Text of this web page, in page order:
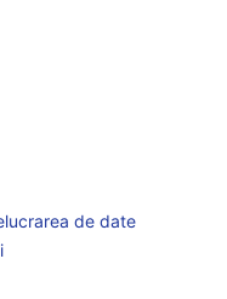
de date